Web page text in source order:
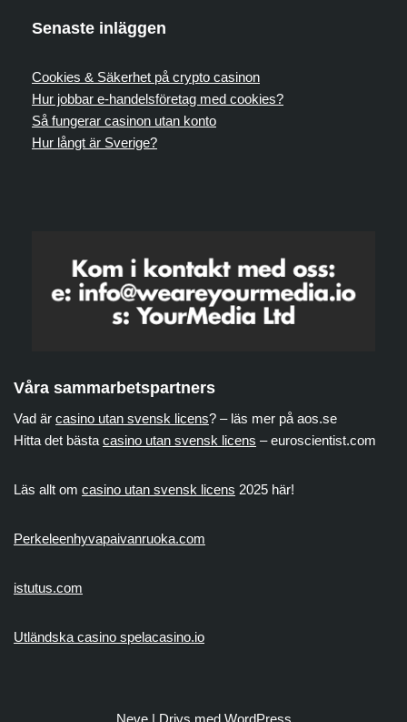
Senaste inläggen
Cookies & Säkerhet på crypto casinon
Hur jobbar e-handelsföretag med cookies?
Så fungerar casinon utan konto
Hur långt är Sverige?
Våra sammarbetspartners
Vad är casino utan svensk licens? – läs mer på aos.se
Hitta det bästa casino utan svensk licens – euroscientist.com
Läs allt om casino utan svensk licens 2025 här!
Perkeleenhyvapaivanruoka.com
istutus.com
Utländska casino spelacasino.io